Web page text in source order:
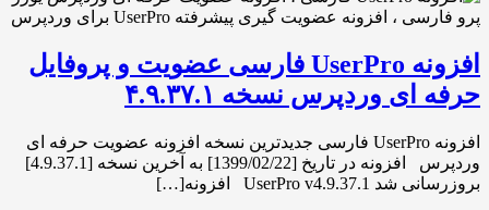
افزونه UserPro فارسی عضویت و پروفایل
حرفه ای وردپرس نسخه ۴.۹.۳۷.۱
افزونه UserPro فارسی جدیدترین نسخه افزونه عضویت حرفه ای
وردپرس افزونه در تاریخ [1399/02/22] به آخرین نسخه [4.9.37.1]
بروزرسانی شد UserPro v4.9.37.1 افزونه[…]